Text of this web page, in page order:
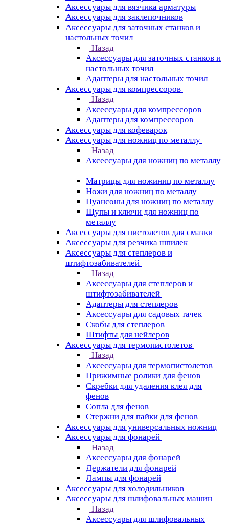
Аксессуары для вязчика арматуры
Аксессуары для заклепочников
Аксессуары для заточных станков и
настольных точил
Назад
Аксессуары для заточных станков и
настольных точил
Адаптеры для настольных точил
Аксессуары для компрессоров
Назад
Аксессуары для компрессоров
Адаптеры для компрессоров
Аксессуары для кофеварок
Аксессуары для ножниц по металлу
Назад
Аксессуары для ножниц по металлу
Матрицы для ножиниц по металлу
Ножи для ножниц по металлу
Пуансоны для ножниц по металлу
Щупы и ключи для ножниц по
металлу
Аксессуары для пистолетов для смазки
Аксессуары для резчика шпилек
Аксессуары для степлеров и
штифтозабивателей
Назад
Аксессуары для степлеров и
штифтозабивателей
Адаптеры для степлеров
Аксессуары для садовых тачек
Скобы для степлеров
Штифты для нейлеров
Аксессуары для термопистолетов
Назад
Аксессуары для термопистолетов
Прижимные ролики для фенов
Скребки для удаления клея для
фенов
Сопла для фенов
Стержни для пайки для фенов
Аксессуары для универсальных ножниц
Аксессуары для фонарей
Назад
Аксессуары для фонарей
Держатели для фонарей
Лампы для фонарей
Аксессуары для холодильников
Аксессуары для шлифовальных машин
Назад
Аксессуары для шлифовальных